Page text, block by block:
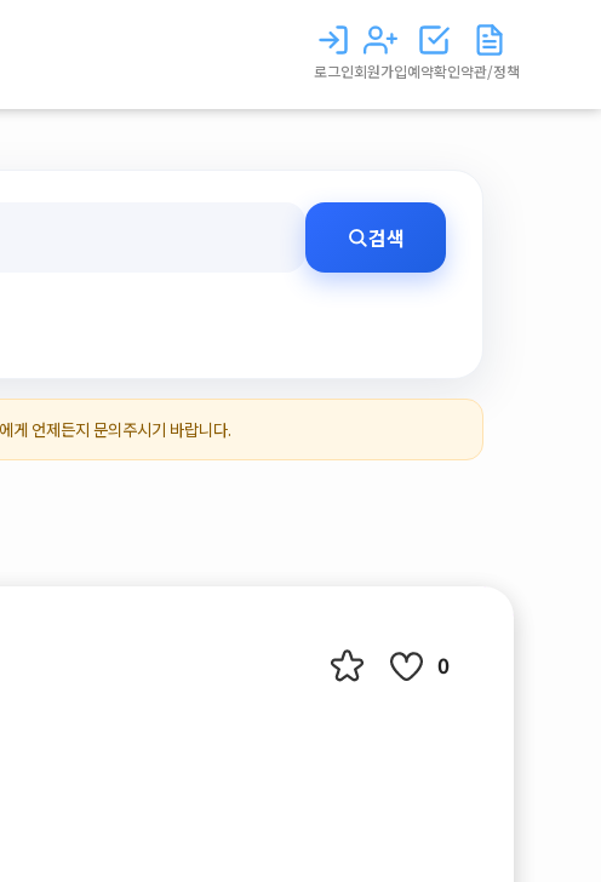
로그인회원가입예약확인약관/정책
검색
게 언제든지 문의주시기 바랍니다.
0